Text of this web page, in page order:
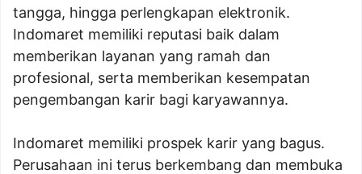
tangga, hingga perlengkapan elektronik.
Indomaret memiliki reputasi baik dalam
memberikan layanan yang ramah dan
profesional, serta memberikan kesempatan
pengembangan karir bagi karyawannya.
Indomaret memiliki prospek karir yang bagus.
Perusahaan ini terus berkembang dan membuka